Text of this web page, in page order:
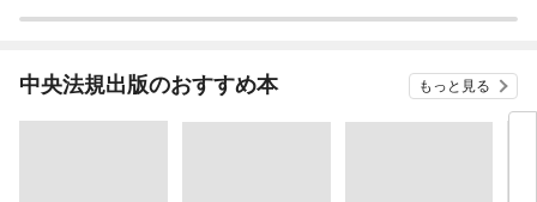
中央法規出版のおすすめ本 もっと見る